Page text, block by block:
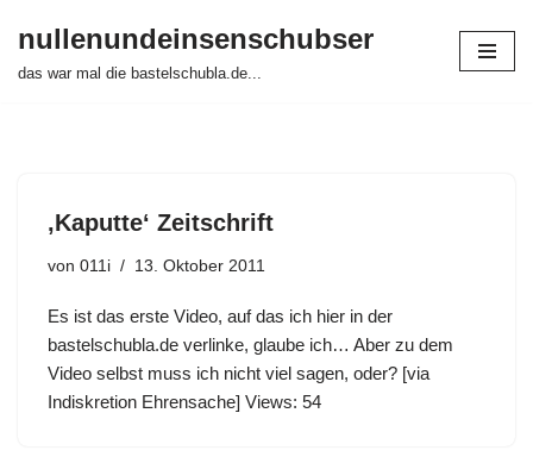
Zum
nullenundeinsenschubser
das war mal die bastelschubla.de...
‚Kaputte‘ Zeitschrift
von 011i 13. Oktober 2011
Es ist das erste Video, auf das ich hier in der
bastelschubla.de verlinke, glaube ich… Aber zu dem
Video selbst muss ich nicht viel sagen, oder? [via
Indiskretion Ehrensache] Views: 54